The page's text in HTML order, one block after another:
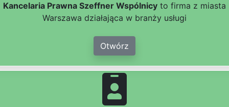
Kancelaria Prawna Szeffner Wspólnicy to firma z miasta
Warszawa działająca w branży usługi
Otwórz